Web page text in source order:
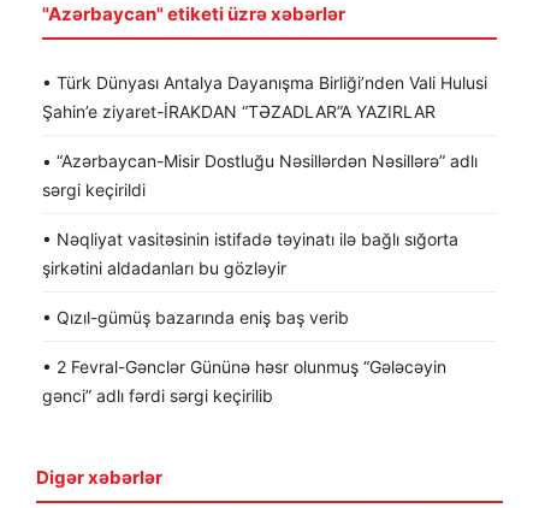
"Azərbaycan" etiketi üzrə xəbərlər
• Türk Dünyası Antalya Dayanışma Birliği’nden Vali Hulusi
Şahin’e ziyaret-İRAKDAN “TƏZADLAR”A YAZIRLAR
• “Azərbaycan-Misir Dostluğu Nəsillərdən Nəsillərə” adlı
sərgi keçirildi
• Nəqliyat vasitəsinin istifadə təyinatı ilə bağlı sığorta
şirkətini aldadanları bu gözləyir
• Qızıl-gümüş bazarında eniş baş verib
• 2 Fevral-Gənclər Gününə həsr olunmuş “Gələcəyin
gənci” adlı fərdi sərgi keçirilib
Digər xəbərlər